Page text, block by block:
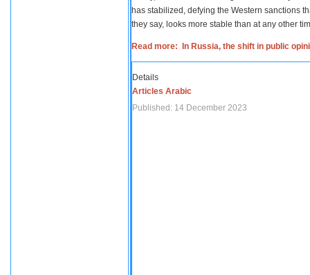
has stabilized, defying the Western sanctions
they say, looks more stable than at any other
Read more: In Russia, the shift in public
Details
Articles Arabic
Published: 14 December 2023